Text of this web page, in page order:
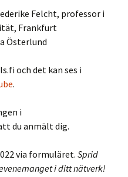
Felcht, professor i
Frankfurt
Österlund
och det kan ses i
.
i
du anmält dig.
via formuläret.Sprid
i ditt nätverk!